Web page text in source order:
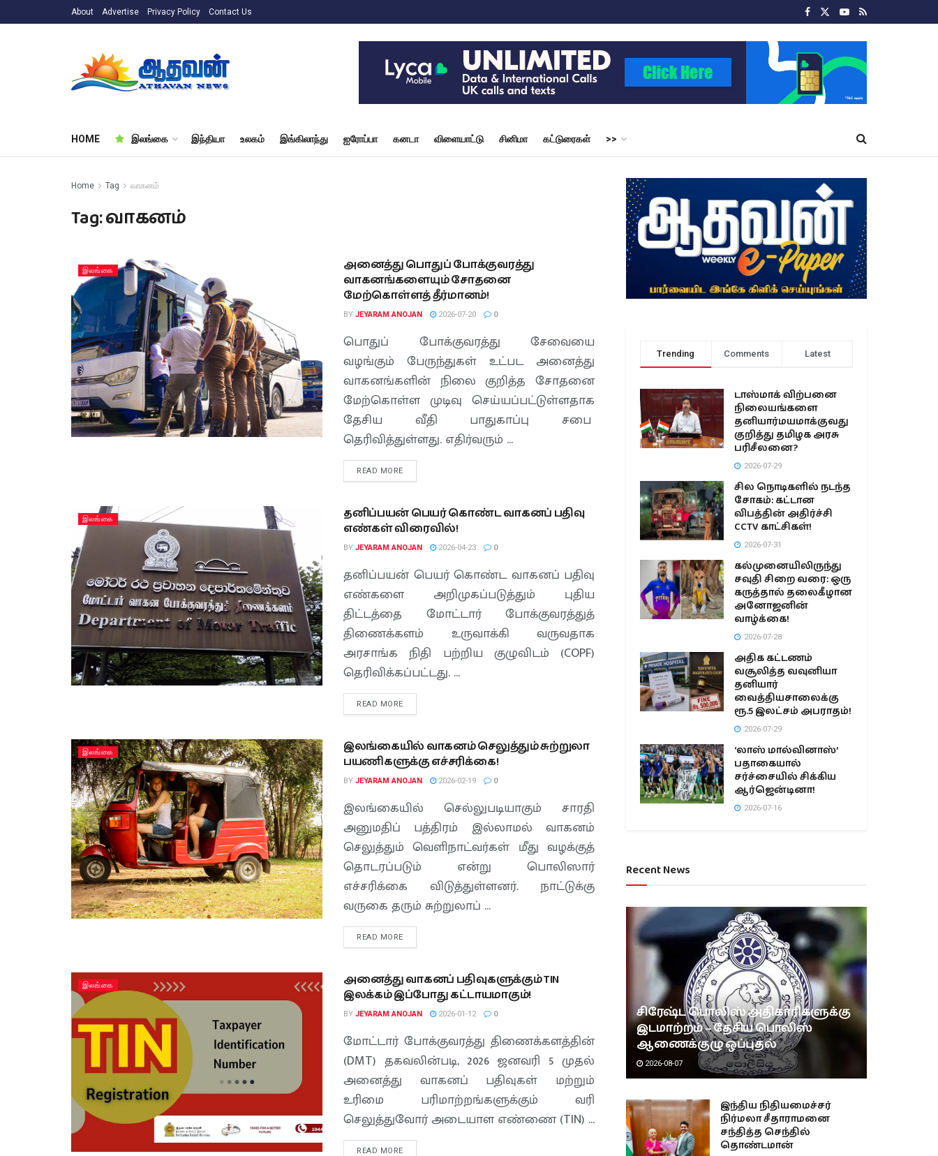
About Advertise Privacy Policy Contact Us
HOME இலங்கை இந்தியா உலகம் இங்கிலாந்து ஐரோப்பா கனடா விளையாட்டு சினிமா கட்டுரைகள் >>
Home Tag வாகனம்
Tag:வாகனம்
இலங்கை
அனைத்து பொதுப் போக்குவரத்து
வாகனங்களையும் சோதனை
மேற்கொள்ளத் தீர்மானம்!
BY JEYARAM ANOJAN 2026-07-20 0
பொதுப் போக்குவரத்து சேவையை
வழங்கும் பேருந்துகள் உட்பட அனைத்து
வாகனங்களின் நிலை குறித்த சோதனை
மேற்கொள்ள முடிவு செய்யப்பட்டுள்ளதாக
தேசிய வீதி பாதுகாப்பு சபை
தெரிவித்துள்ளது. எதிர்வரும் ...
READ MORE
இலங்கை
தனிப்பயன் பெயர் கொண்ட வாகனப் பதிவு
எண்கள் விரைவில்!
BY JEYARAM ANOJAN 2026-04-23 0
தனிப்பயன் பெயர் கொண்ட வாகனப் பதிவு
எண்களை அறிமுகப்படுத்தும் புதிய
திட்டத்தை மோட்டார் போக்குவரத்துத்
திணைக்களம் உருவாக்கி வருவதாக
அரசாங்க நிதி பற்றிய குழுவிடம் (COPF)
தெரிவிக்கப்பட்டது. ...
READ MORE
இலங்கை
இலங்கையில் வாகனம் செலுத்தும் சுற்றுலா
பயணிகளுக்கு எச்சரிக்கை!
BY JEYARAM ANOJAN 2026-02-19 0
இலங்கையில் செல்லுபடியாகும் சாரதி
அனுமதிப் பத்திரம் இல்லாமல் வாகனம்
செலுத்தும் வெளிநாட்வர்கள் மீது வழக்குத்
தொடரப்படும் என்று பொலிஸார்
எச்சரிக்கை விடுத்துள்ளனர். நாட்டுக்கு
வருகை தரும் சுற்றுலாப் ...
READ MORE
இலங்கை
அனைத்து வாகனப் பதிவுகளுக்கும் TIN
இலக்கம் இப்போது கட்டாயமாகும்!
BY JEYARAM ANOJAN 2026-01-12 0
மோட்டார் போக்குவரத்து திணைக்களத்தின்
(DMT) தகவலின்படி, 2026 ஜனவரி 5 முதல்
அனைத்து வாகனப் பதிவுகள் மற்றும்
உரிமை பரிமாற்றங்களுக்கும் வரி
செலுத்துவோர் அடையாள எண்ணை (TIN) ...
READ MORE
Trending Comments Latest
டாஸ்மாக் விற்பனை
நிலையங்களை
தனியார்மயமாக்குவது
குறித்து தமிழக அரசு
பரிசீலனை?
2026-07-29
சில நொடிகளில் நடந்த
சோகம்: கட்டான
விபத்தின் அதிர்ச்சி
CCTV காட்சிகள்!
2026-07-31
கல்முனையிலிருந்து
சவுதி சிறை வரை: ஒரு
கருத்தால் தலைகீழான
அனோஜனின்
வாழ்க்கை!
2026-07-28
அதிக கட்டணம்
வசூலித்த வவுனியா
தனியார்
வைத்தியசாலைக்கு
ரூ.5 இலட்சம் அபராதம்!
2026-07-29
‘லாஸ் மால்வினாஸ்’
பதாகையால்
சர்ச்சையில் சிக்கிய
ஆர்ஜென்டினா!
2026-07-16
Recent News
சிரேஷ்ட பொலிஸ் அதிகாரிகளுக்கு
இடமாற்றம் – தேசிய பொலிஸ்
ஆணைக்குழு ஒப்புதல்
2026-08-07
இந்திய நிதியமைச்சர்
நிர்மலா சீதாராமனை
சந்தித்த செந்தில்
தொண்டமான்